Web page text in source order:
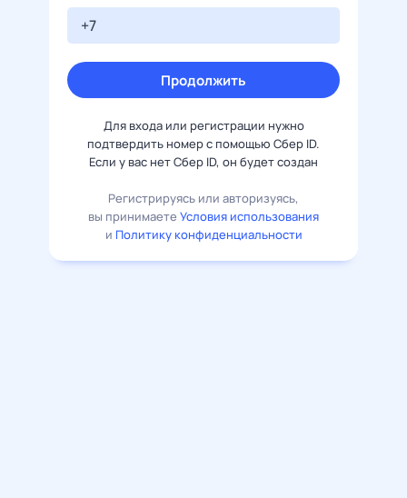
Продолжить
Для входа или регистрации нужно
подтвердить номер с помощью Сбер ID.
Если у вас нет Сбер ID, он будет создан
Регистрируясь или авторизуясь,
вы принимаете Условия использования
и Политику конфиденциальности